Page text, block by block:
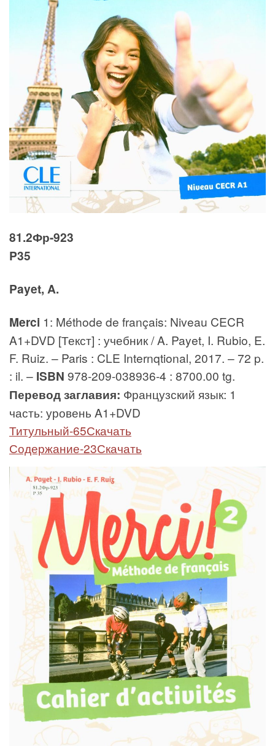
81.2Фр-923
P35
Payet, A.
Merci 1: Méthode de français: Niveau CECR
A1+DVD [Текст] : учебник / A. Payet, I. Rubio, E.
F. Ruiz. – Paris : CLE Internqtional, 2017. – 72 p.
: il. – ISBN 978-209-038936-4 : 8700.00 tg.
Перевод заглавия: Французский язык: 1
часть: уровень A1+DVD
Титульный-65Скачать
Содержание-23Скачать